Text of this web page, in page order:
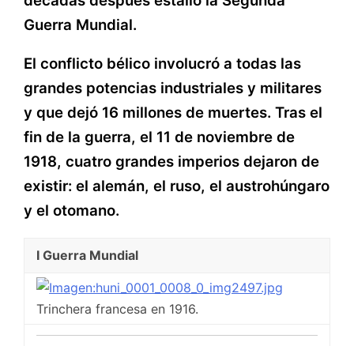
Guerra Mundial.
El conflicto bélico involucró a todas las
grandes potencias industriales y militares
y que dejó 16 millones de muertes. Tras el
fin de la guerra, el 11 de noviembre de
1918, cuatro grandes imperios dejaron de
existir: el alemán, el ruso, el austrohúngaro
y el otomano.
I Guerra Mundial
Trinchera francesa en 1916.